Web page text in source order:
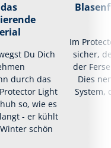
Du Dich
durch das
Light
so, wie es
- er kühlt
schön
Im
sicher,
der
Dies
System,